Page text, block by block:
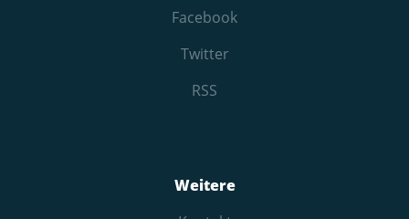
Facebook
Twitter
RSS
Weitere